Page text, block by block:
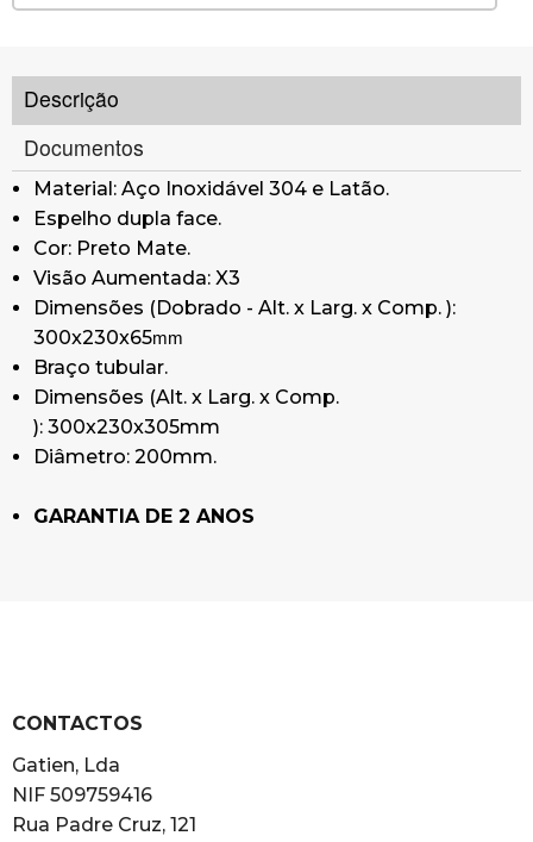
Descrição
Documentos
Material: Aço Inoxidável 304 e Latão.
Espelho dupla face.
Cor: Preto Mate.
Visão Aumentada: X3
Dimensões (Dobrado - Alt. x Larg. x Comp. ):
300x230x65mm
Braço tubular.
Dimensões (Alt. x Larg. x Comp.
): 300x230x305mm
Diâmetro: 200mm.
GARANTIA DE 2 ANOS
CONTACTOS
Gatien, Lda
NIF 509759416
Rua Padre Cruz, 121